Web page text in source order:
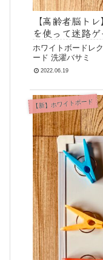
【高齢者脳ト
を使って迷路ゲ
ホワイトボードレ
ード 洗濯バサミ
2022.06.19
【新】ホワイトボード